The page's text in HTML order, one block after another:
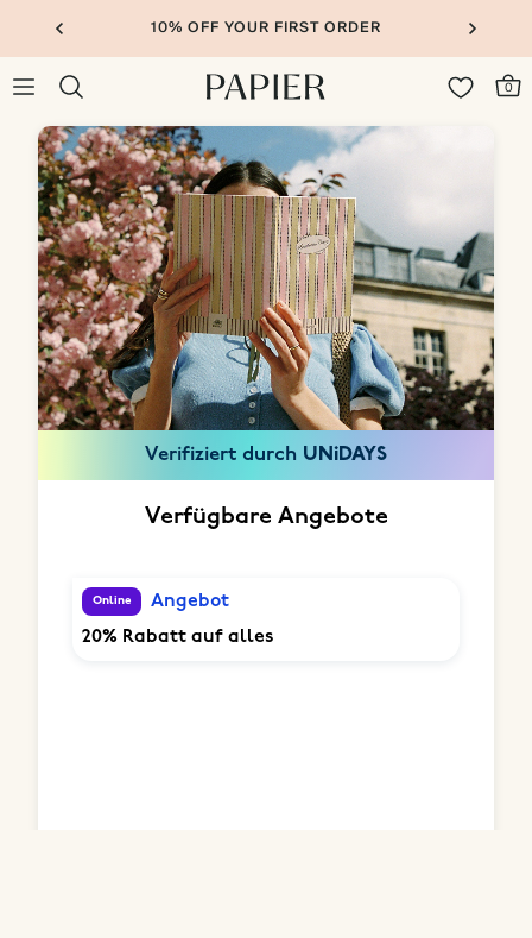
10% OFF YOUR FIRST ORDER
0